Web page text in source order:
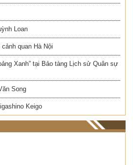
Loan
quan Hà Nội
Xanh” tại Bảo tàng Lịch sử Quân sự
Song
Keigo